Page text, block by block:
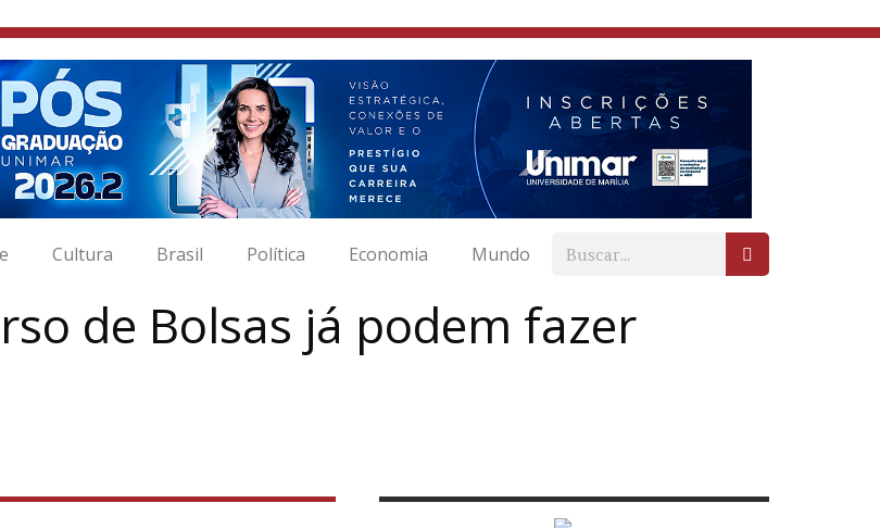
Cultura Brasil Política Economia Mundo
de Bolsas já podem fazer